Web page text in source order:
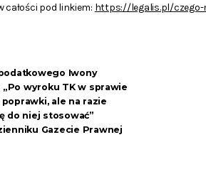
całości pod linkiem: https://legalis.pl/
Iwony
wyroku TK w sprawie
ale na razie
do niej stosować”
Gazecie Prawnej